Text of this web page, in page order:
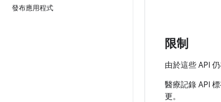
發布應用程式
限制
由於這些 API
醫療記錄 API
更。